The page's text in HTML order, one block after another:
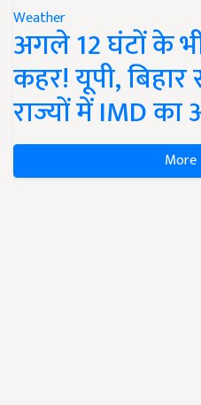
Weather
अगले 12 घंटों के
कहर! यूपी,
राज्यों में IMD
More